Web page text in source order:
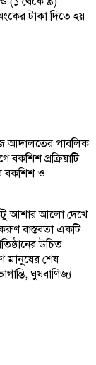
টাকা দিতে হয়।
আদালতের পাবলিক
প্রক্রিয়াটি
বকশিশ ও
আশার আলো দেখে
বাস্তবতা একটি
উচিত
মানুষের শেষ
ঘুষবাণিজ্য